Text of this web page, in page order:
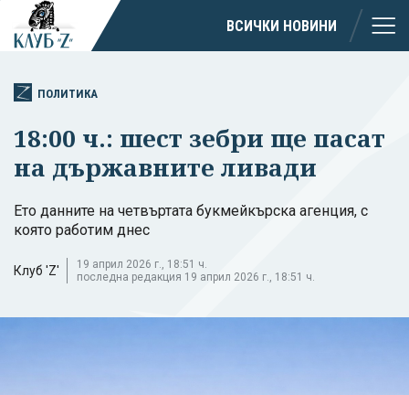
ВСИЧКИ НОВИНИ
ПОЛИТИКА
18:00 ч.: шест зебри ще пасат
на държавните ливади
Ето данните на четвъртата букмейкърска агенция, с
която работим днес
Клуб 'Z'
19 април 2026 г., 18:51 ч.
последна редакция 19 април 2026 г., 18:51 ч.